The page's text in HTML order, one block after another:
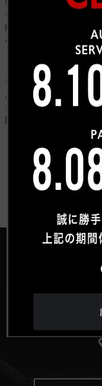
を頂き、ディーラー
納車させて頂きまし
今回手に入らないエ
をかなり早い段階で
入って頂くことが
カズさんいつも有難
願いいたします。
お客